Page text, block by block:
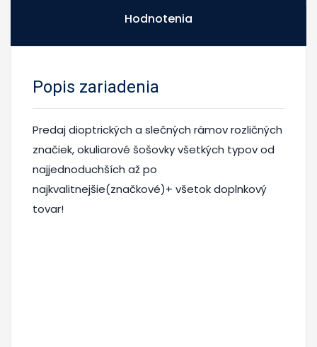
Hodnotenia
Popis zariadenia
Predaj dioptrických a slečných rámov rozličných
značiek, okuliarové šošovky všetkých typov od
najjednoduchších až po
najkvalitnejšie(značkové)+ všetok doplnkový
tovar!